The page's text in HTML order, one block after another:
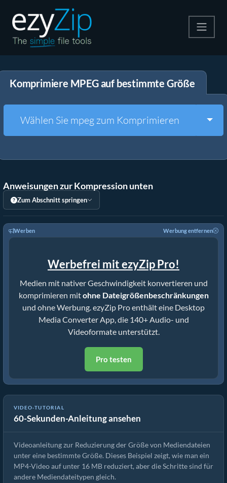
Entpacken
Weitere Tools
Komprimiere MPEG auf bestimmte Größe
Wählen Sie mpeg zum Komprimieren
Anweisungen zur Kompression unten
Zum Abschnitt springen
Werben Werbung entfernen
Werbefrei mit ezyZip Pro!
Medien mit nativer Geschwindigkeit konvertieren und
komprimieren mitohne Dateigrößenbeschränkungen
und ohne Werbung. ezyZip Pro enthält eine Desktop
Media Converter App, die 140+ Audio- und
Videoformate unterstützt.
Pro testen
VIDEO-TUTORIAL
60-Sekunden-Anleitung ansehen
Wie man MP4 auf 16MB reduziert (Einfache Anleitung)
Videoanleitung zur Reduzierung der Größe von Mediendateien
unter eine bestimmte Größe. Dieses Beispiel zeigt, wie man ein
MP4-Video auf unter 16 MB reduziert, aber die Schritte sind für
andere Mediendateitypen gleich.